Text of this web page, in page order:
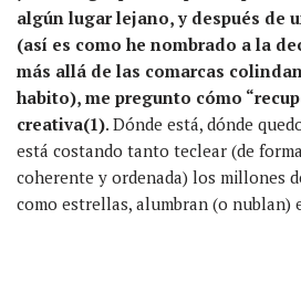
algún lugar lejano, y después de
(así es como he nombrado a la
más allá de las comarcas
habito), me pregunto cómo
creativa(1). Dónde está, dónde
está costando tanto teclear (de
coherente y ordenada) los millones
como estrellas, alumbran (o nublan)